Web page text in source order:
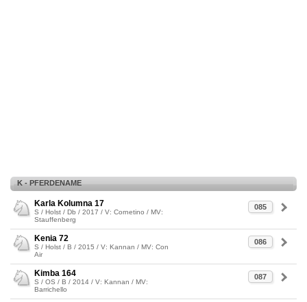
K - PFERDENAME
085
Karla Kolumna 17
S / Holst / Db / 2017 / V: Cornetino / MV:
Stauffenberg
086
Kenia 72
S / Holst / B / 2015 / V: Kannan / MV: Con
Air
087
Kimba 164
S / OS / B / 2014 / V: Kannan / MV:
Barrichello